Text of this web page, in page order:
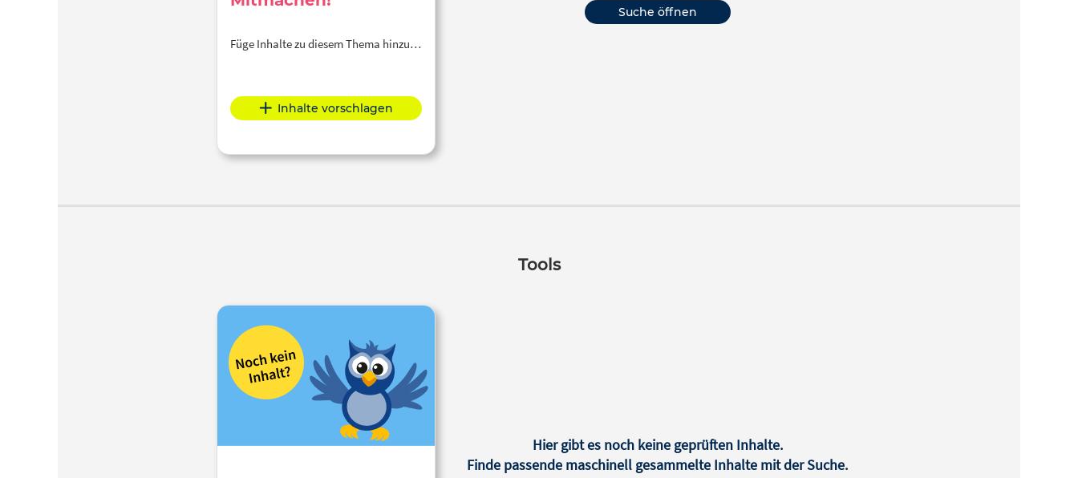
Füge Inhalte zu diesem Thema hinzu…
Inhalte vorschlagen
Suche öffnen
Tools
Hier gibt es noch keine geprüften Inhalte.
Finde passende maschinell gesammelte Inhalte mit der Suche.